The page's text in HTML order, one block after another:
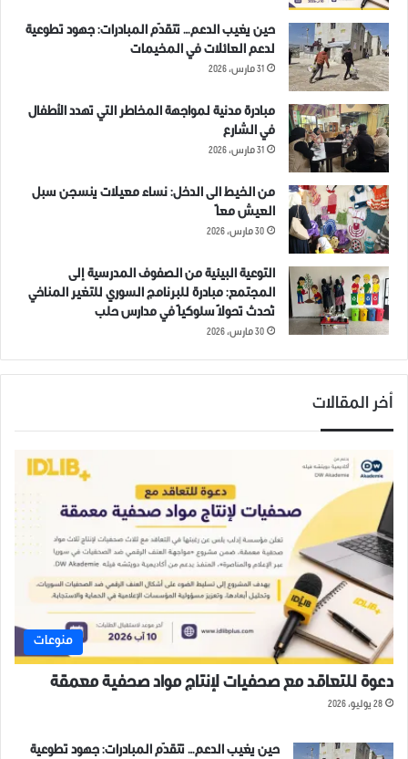
على ريفي ادلب وحماة
في "صور عامة"
ادلب الطيران الروسي قصف
حين يغيب الدعم… تتقدّم المبادرات: جهود تطوعية
لدعم العائلات في المخيمات
31 مارس، 2026
مبادرة مدنية لمواجهة المخاطر التي تهدد الأطفال
في الشارع
31 مارس، 2026
من الخيط الى الدخل: نساء معيلات ينسجن سبل
العيش معاً
30 مارس، 2026
التوعية البيئية من الصفوف المدرسية إلى
المجتمع: مبادرة للبرنامج السوري للتغير المناخي
تُحدث تحولاً سلوكياً في مدارس حلب
30 مارس، 2026
أخر المقالات
منوعات
دعوة للتعاقد مع صحفيات لإنتاج مواد صحفية معمقة
28 يوليو، 2026
حين يغيب الدعم… تتقدّم المبادرات: جهود تطوعية